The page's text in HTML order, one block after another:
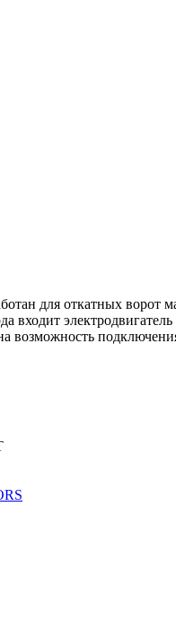
для откатных ворот
входит
возможность